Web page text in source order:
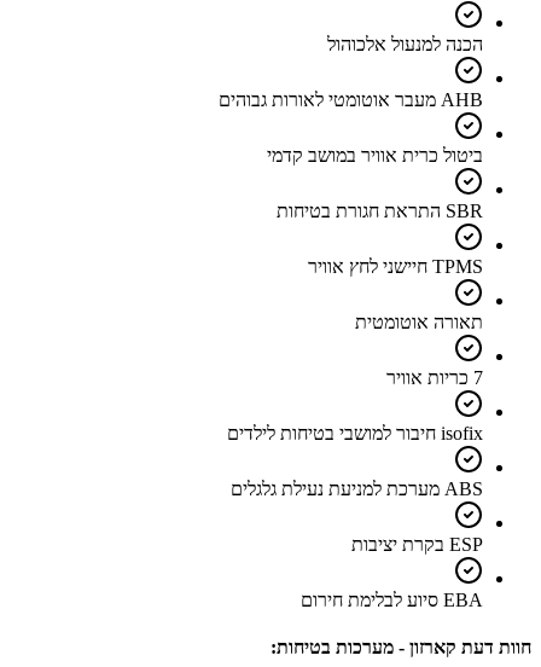
הכנה למנעול אלכוהול
AHB מעבר אוטומטי לאורות גבוהים
ביטול כרית אוויר במושב קדמי
SBR התראת חגורת בטיחות
TPMS חיישני לחץ אוויר
תאורה אוטומטית
7 כריות אוויר
isofix חיבור למושבי בטיחות לילדים
ABS מערכת למניעת נעילת גלגלים
ESP בקרת יציבות
EBA סיוע לבלימת חירום
חוות דעת קארזון - מערכות בטיחות: